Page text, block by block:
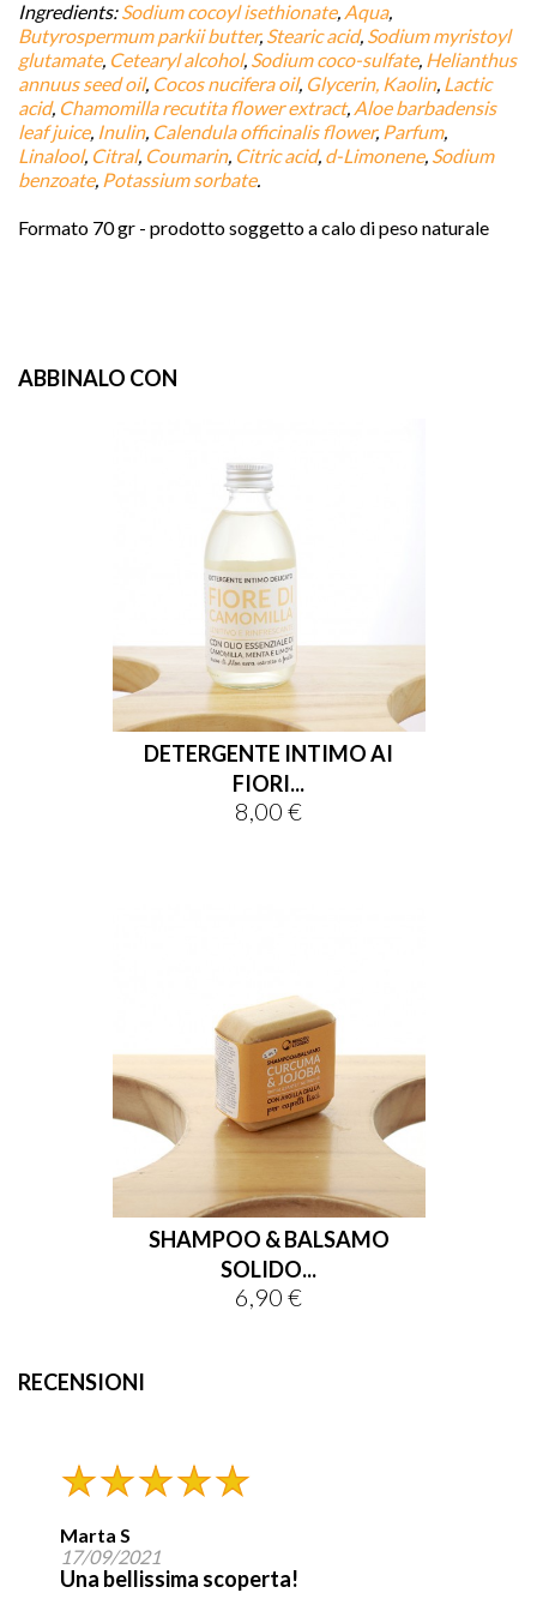
favorite
Ingredients:Sodium cocoyl isethionate, Aqua,
Butyrospermum parkii butter, Stearic acid, Sodium myristoyl
glutamate, Cetearyl alcohol, Sodium coco-sulfate, Helianthus
annuus seed oil, Cocos nucifera oil, Glycerin, Kaolin, Lactic
acid, Chamomilla recutita flower extract, Aloe barbadensis
leaf juice, Inulin, Calendula officinalis flower, Parfum,
Linalool, Citral, Coumarin, Citric acid, d-Limonene, Sodium
benzoate, Potassium sorbate.
Formato 70 gr - prodotto soggetto a calo di peso naturale
ABBINALO CON
DETERGENTE INTIMO AI
FIORI...
Prezzo
8,00 €
SHAMPOO & BALSAMO
SOLIDO...
Prezzo
6,90 €
RECENSIONI
Marta S
17/09/2021
Una bellissima scoperta!